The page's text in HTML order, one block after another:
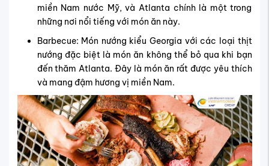
miền Nam nước Mỹ, và Atlanta chính là một trong
những nơi nổi tiếng với món ăn này.
Barbecue: Món nướng kiểu Georgia với các loại thịt
nướng đặc biệt là món ăn không thể bỏ qua khi bạn
đến thăm Atlanta. Đây là món ăn rất được yêu thích
và mang đậm hương vị miền Nam.